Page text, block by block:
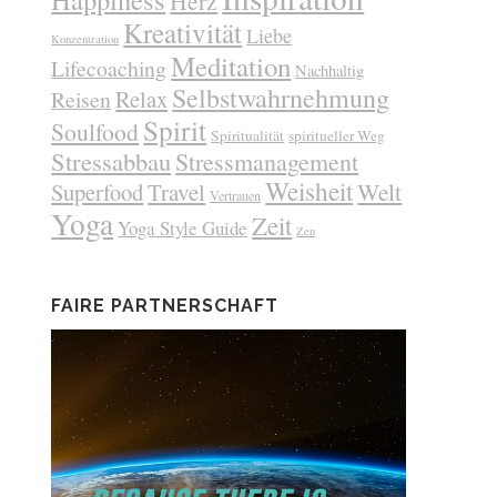
Konzentration KreativitätLiebe
LifecoachingMeditation Nachhaltig
ReisenRelaxSelbstwahrnehmung
Soulfood Spirit Spiritualität spiritueller Weg
Stressabbau Stressmanagement
SuperfoodTravel Vertrauen WeisheitWelt
Yoga Yoga Style Guide Zeit Zen
FAIRE PARTNERSCHAFT